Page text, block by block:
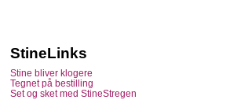
StineLinks
Stine bliver klogere
Tegnet på bestilling
Set og sket med StineStregen